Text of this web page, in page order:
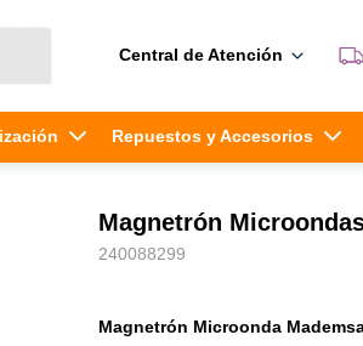
Central de Atención
Repuestos y Accesorios
Magnetrón
240088299
Magnetrón Microonda